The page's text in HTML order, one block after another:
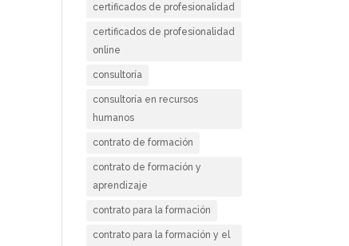
certificados de profesionalidad
certificados de profesionalidad
online
consultoría
consultoría en recursos
humanos
contrato de formación
contrato de formación y
aprendizaje
contrato para la formación
contrato para la formación y el